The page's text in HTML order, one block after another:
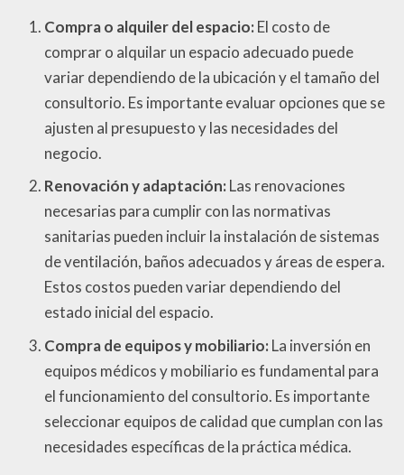
Compra o alquiler del espacio: El costo de
comprar o alquilar un espacio adecuado puede
variar dependiendo de la ubicación y el tamaño del
consultorio. Es importante evaluar opciones que se
ajusten al presupuesto y las necesidades del
negocio.
Renovación y adaptación: Las renovaciones
necesarias para cumplir con las normativas
sanitarias pueden incluir la instalación de sistemas
de ventilación, baños adecuados y áreas de espera.
Estos costos pueden variar dependiendo del
estado inicial del espacio.
Compra de equipos y mobiliario: La inversión en
equipos médicos y mobiliario es fundamental para
el funcionamiento del consultorio. Es importante
seleccionar equipos de calidad que cumplan con las
necesidades específicas de la práctica médica.